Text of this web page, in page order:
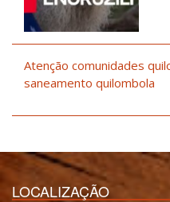
Atenção comunidades
saneamento quilombola
LOCALIZAÇÃO